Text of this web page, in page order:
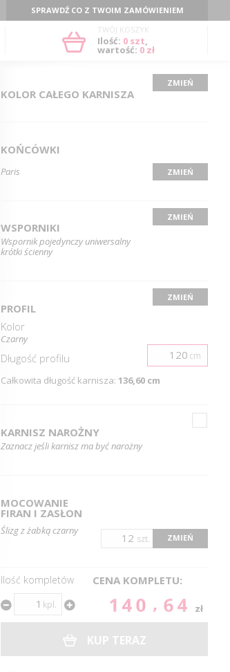
SPRAWDŹ CO Z TWOIM ZAMÓWIENIEM
TWÓJ KOSZYK
Ilość: 0szt,
wartość: 0 zł
KOLOR CAŁEGO KARNISZA
ZMIEŃ
KOŃCÓWKI
Paris ZMIEŃ
WSPORNIKI
Wspornik pojedynczy uniwersalny
krótki ścienny
ZMIEŃ
PROFIL
ZMIEŃ
Kolor
Czarny
Długość profilu cm
Całkowita długość karnisza: 136,60 cm
KARNISZ NAROŻNY
Zaznacz jeśli karnisz ma być narożny
MOCOWANIE
FIRAN I ZASŁON
Ślizg z żabką czarny
szt. ZMIEŃ
Ilość kompletów
kpl.
CENA KOMPLETU:
140.64 zł
KUP TERAZ